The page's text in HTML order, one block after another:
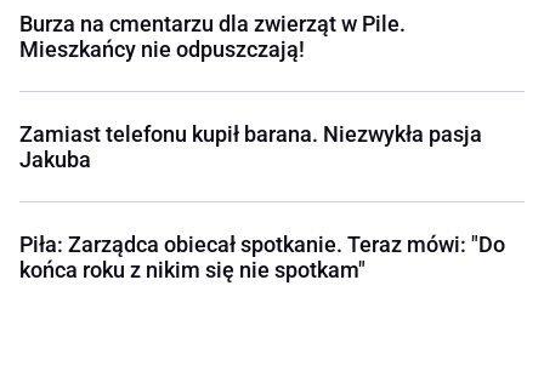
Burza na cmentarzu dla zwierząt w Pile.
Mieszkańcy nie odpuszczają!
Zamiast telefonu kupił barana. Niezwykła pasja
Jakuba
Piła: Zarządca obiecał spotkanie. Teraz mówi: "Do
końca roku z nikim się nie spotkam"